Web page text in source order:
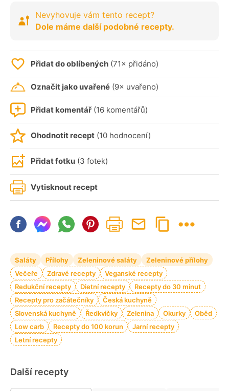
Nevyhovuje vám tento recept?
Dole máme další podobné recepty.
Přidat do oblíbených (71× přidáno)
Označit jako uvařené (9× uvařeno)
Přidat komentář (16 komentářů)
Ohodnotit recept (10 hodnocení)
Přidat fotku (3 fotek)
Vytisknout recept
Saláty Přílohy Zeleninové saláty
Zeleninové přílohy
Večeře
Zdravé recepty
Veganské recepty
Redukční recepty
Dietní recepty
Recepty do 30 minut
Recepty pro začátečníky
Česká kuchyně
Slovenská kuchyně
Ředkvičky Zelenina Okurky
Oběd
Low carb
Recepty do 100 korun
Jarní recepty
Letní recepty
Další recepty